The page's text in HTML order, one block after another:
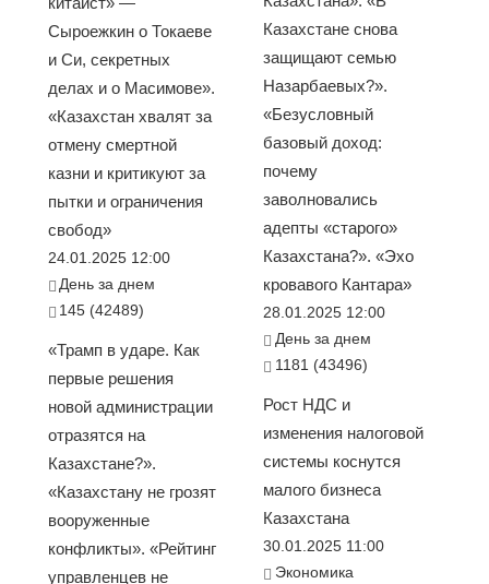
Сыроежкин о Токаеве
и Си, секретных
делах и о Масимове».
«Казахстан хвалят за
отмену смертной
казни и критикуют за
пытки и ограничения
свобод»
24.01.2025 12:00
День за днем
145 (42489)
«Трамп в ударе. Как
первые решения
новой администрации
отразятся на
Казахстане?».
«Казахстану не грозят
вооруженные
конфликты». «Рейтинг
управленцев не
Казахстане снова
защищают семью
Назарбаевых?».
«Безусловный
базовый доход:
почему
заволновались
адепты «старого»
Казахстана?». «Эхо
кровавого Кантара»
28.01.2025 12:00
День за днем
1181 (43496)
Рост НДС и
изменения налоговой
системы коснутся
малого бизнеса
Казахстана
30.01.2025 11:00
Экономика